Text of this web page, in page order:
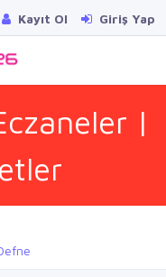
Kayıt Ol Giriş Yap
|